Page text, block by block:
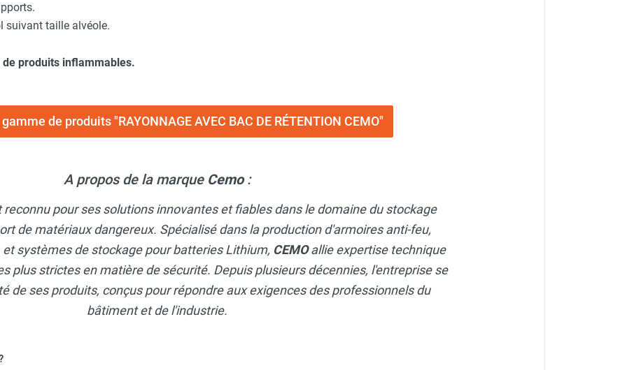
suivant taille alvéole.
de produits inflammables.
de produits "RAYONNAGE AVEC BAC DE RÉTENTION CEMO"
A propos de la marque Cemo:
pour ses solutions innovantes et fiables dans le domaine du stockage
de matériaux dangereux. Spécialisé dans la production d'armoires anti-feu,
systèmes de stockage pour batteries Lithium, CEMOallie expertise technique
plus strictes en matière de sécurité. Depuis plusieurs décennies, l'entreprise se
de ses produits, conçus pour répondre aux exigences des professionnels du
bâtiment et de l'industrie.